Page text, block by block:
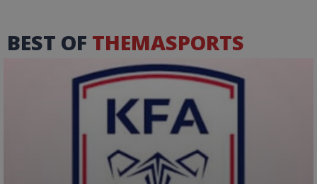
BEST OF THEMASPORTS